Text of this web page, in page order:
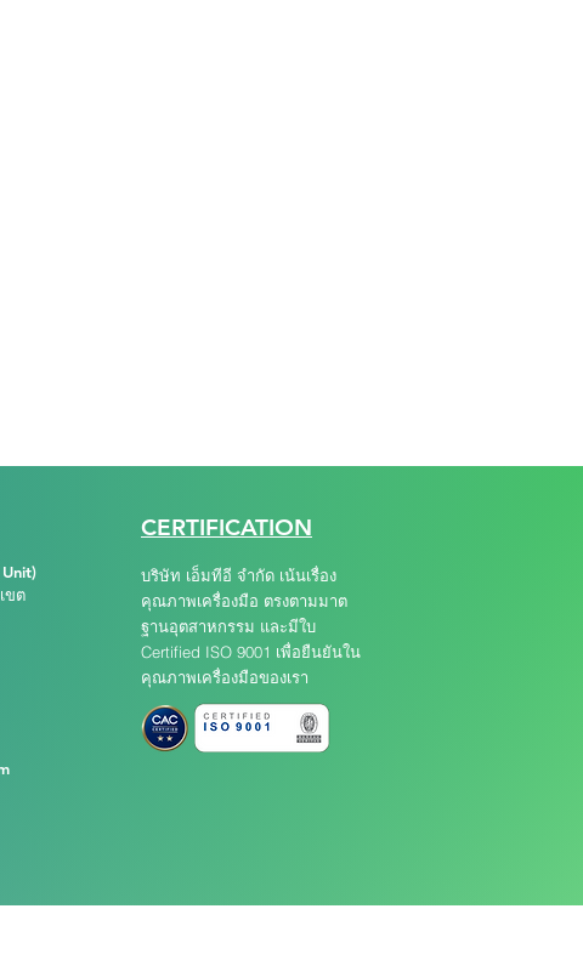
ขต
CERTIFICATION
บริษัท เอ็มทีอี จำกัด เน้นเรื่อง
คุณภาพเครื่องมือ ตรงตามมาต
ฐานอุตสาหกรรม และมีใบ
Certified ISO 9001 เพื่อยืนยันใน
คุณภาพเครื่องมือของเรา